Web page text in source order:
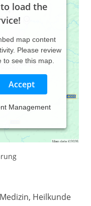
load the
map content
Please review
see this map.
Accept
Management
Heilkunde